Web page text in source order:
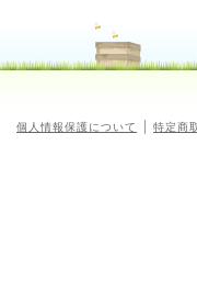
個人情報保護について 特定商